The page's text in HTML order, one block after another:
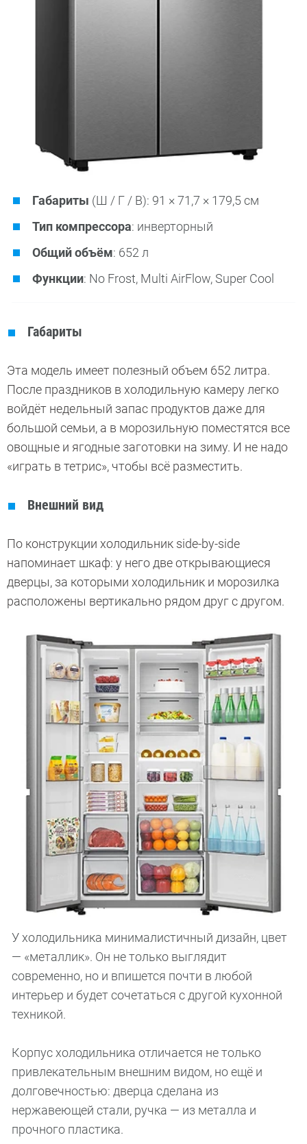
Габариты (Ш / Г / В): 91 × 71,7 × 179,5 см
Тип компрессора: инверторный
Общий объём: 652 л
Функции: No Frost, Multi AirFlow, Super Cool
Габариты
Эта модель имеет полезный объем 652 литра.
После праздников в холодильную камеру легко
войдёт недельный запас продуктов даже для
большой семьи, а в морозильную поместятся все
овощные и ягодные заготовки на зиму. И не надо
«играть в тетрис», чтобы всё разместить.
Внешний вид
По конструкции холодильник side-by-side
напоминает шкаф: у него две открывающиеся
дверцы, за которыми холодильник и морозилка
расположены вертикально рядом друг с другом.
У холодильника минималистичный дизайн, цвет
— «металлик». Он не только выглядит
современно, но и впишется почти в любой
интерьер и будет сочетаться с другой кухонной
техникой.
Корпус холодильника отличается не только
привлекательным внешним видом, но ещё и
долговечностью: дверца сделана из
нержавеющей стали, ручка — из металла и
прочного пластика.